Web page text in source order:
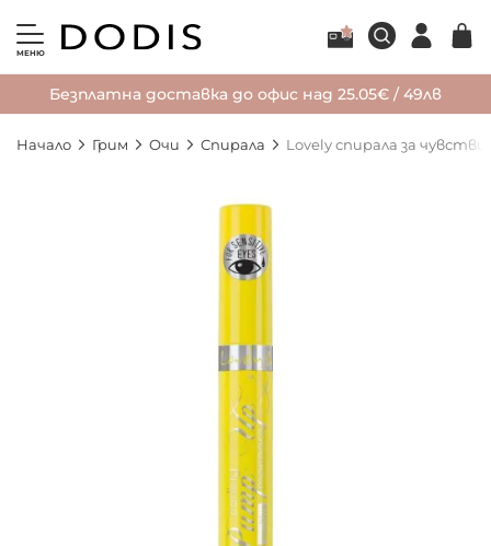
МЕНЮ
Безплатна доставка до офис над 25.05€ / 49лв
Начало Грим Очи Спирала Lovely спирала за